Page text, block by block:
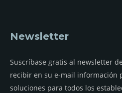
Newsletter
Suscríbase gratis al newsletter
recibir en su e-mail información
soluciones para todos los